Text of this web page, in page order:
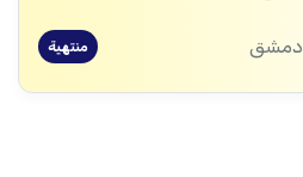
دمشق منتهية